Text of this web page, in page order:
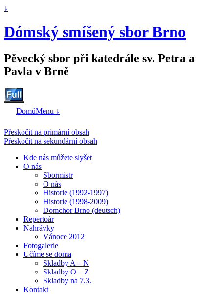
↓
Dómský smíšený sbor Brno
Pěvecký sbor při katedrále sv. Petra a
Pavla v Brně
DomůMenu ↓
Přeskočit na primární obsah
Přeskočit na sekundární obsah
Kde nás můžete slyšet
O nás
Sbormistr
O nás
Historie (1992-1997)
Historie (1998-2009)
Domchor Brno (deutsch)
Repertoár
Nahrávky
Vánoce 2012
Fotogalerie
Učíme se doma
Skladby A – N
Skladby O – Z
Skladby na 7.3.
Kontakt